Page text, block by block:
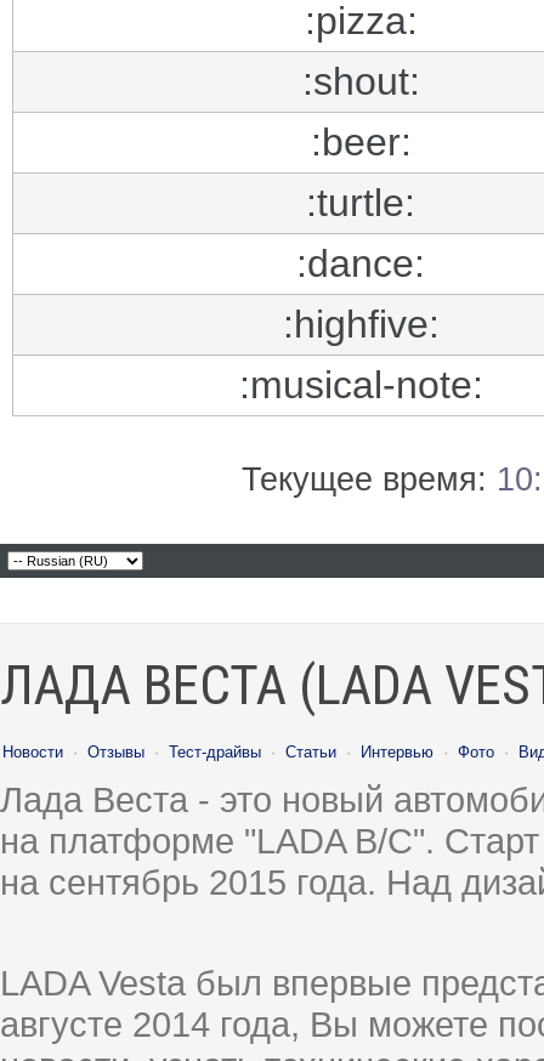
:pizza:
:shout:
:beer:
:turtle:
:dance:
:highfive:
:musical-note:
Текущее время:
ЛАДА ВЕСТА (LADA
Новости · Отзывы · Тест-драйвы · Статьи · Интервью · Фото ·
Лада Веста - это новый
на платформе "LADA B/C".
на сентябрь 2015 года. Над
LADA Vesta был впервые
августе 2014 года, Вы можете